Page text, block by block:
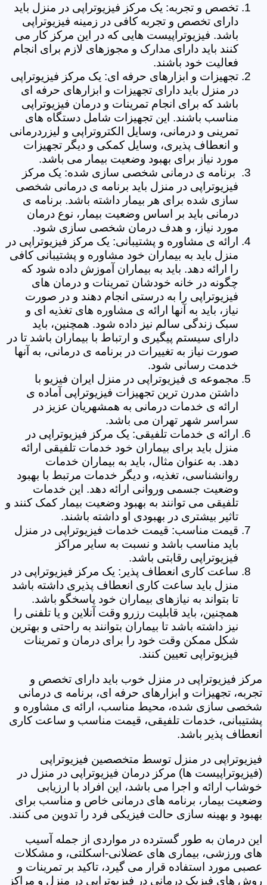
تخصص و تجربه: یک مرکز فیزیوتراپی در منزل باید
دارای تخصص و تجربه کافی در زمینه فیزیوتراپی
باشد. فیزیوتراپیست هایی که در این مرکز کار می
کنند باید دارای مدارک و مجوزهای لازم برای انجام
فعالیت خود باشند.
تجهیزات و ابزارهای حرفه ای: یک مرکز فیزیوتراپی
در منزل باید دارای تجهیزات و ابزارهای حرفه ای
باشد که برای انجام تمرینات و درمان فیزیوتراپی
مناسب باشند. این تجهیزات شامل دستگاه های
تمرینی و درمانی، وسایل الکتروتراپی و لیزردرمانی
و انعطاف پذیری، وسایل کمکی و دیگر تجهیزات
مورد نیاز برای بهبود وضعیت بیمار می باشد.
برنامه ی درمانی شخصی سازی شده: یک مرکز
فیزیوتراپی در منزل باید برنامه ی درمانی شخصی
سازی شده برای هر بیمار داشته باشد. برنامه ی
درمانی باید بر اساس وضعیت بیمار، نوع درمان
مورد نیاز، و هدف درمان شخصی سازی شود.
ارائه ی مشاوره و پشتیبانی: یک مرکز فیزیوتراپی در
منزل باید به بیماران خود مشاوره و پشتیبانی کافی
را ارائه دهد. باید به بیماران آموزش داده شود که
چگونه در خانه خودشان تمرینات و درمان های
فیزیوتراپی را به درستی انجام دهند و در صورت
نیاز، باید به آنها ارائه ی مشاوره های تغذیه ای و
سبک زندگی سالم نیز داده شود. همچنین، باید
دارای سیستم پیگیری و ارتباط با بیماران باشد تا در
صورت نیاز به تغییرات در برنامه ی درمانی، به آنها
خدمت رسانی شود.
مجموعه ی فیزیوتراپی در منزل ایران فیزیو با
داشتن مدرن ترین تجهیزات فیزیوتراپی آماده ی
ارائه ی خدمات درمانی به همشهریان عزیز در
سراسر شهر تهران می باشد.
ارائه ی خدمات تلفیقی: یک مرکز فیزیوتراپی در
منزل باید برای بیماران خود خدمات تلفیقی ارائه
دهد. به عنوان مثال، باید به بیماران خدمات
روانشناسی، تغذیه، و دیگر خدمات مرتبط با بهبود
وضعیت جسمی وروانی ارائه دهد. این خدمات
تلفیقی می توانند به بهبود وضعیت بیمار کمک کنند و
تاثیر بیشتری در بهبودی او داشته باشند.
قیمت مناسب: قیمت خدمات فیزیوتراپی در منزل
باید مناسب باشد و نسبت به سایر مراکز
فیزیوتراپی رقابتی باشد.
ساعت کاری انعطاف پذیر: یک مرکز فیزیوتراپی در
منزل باید ساعت کاری انعطاف پذیری داشته باشد
تا بتواند به نیازهای بیماران خود پاسخگو باشد.
همچنین، باید قابلیت رزرو وقت آنلاین و یا تلفنی را
نیز داشته باشد تا بیماران بتوانند به راحتی و بهترین
شکل ممکن وقت خود را برای درمان و تمرینات
فیزیوتراپی تعیین کنند.
مرکز فیزیوتراپی در منزل خوب باید دارای تخصص و
تجربه، تجهیزات و ابزارهای حرفه ای، برنامه ی درمانی
شخصی سازی شده، محیط مناسب، ارائه ی مشاوره و
پشتیبانی، خدمات تلفیقی، قیمت مناسب و ساعت کاری
انعطاف پذیر باشد.
فیزیوتراپی در منزل توسط متخصصین فیزیوتراپی
(فیزیوتراپیست ها) مرکز درمان فیزیوتراپی در منزل در
خوشاب ارائه و اجرا می باشد، این افراد با ارزیابی
وضعیت بیمار، برنامه های درمانی خاص و مناسب برای
بهبود و بهینه سازی حالت فیزیکی فرد را تدوین می کنند.
این درمان به طور گسترده در مواردی از جمله آسیب
های ورزشی، بیماری های عضلانی-اسکلتی، و مشکلات
عصبی مورد استفاده قرار می گیرد، تاکید بر تمرینات و
روش های فیزیک درمانی در فیزیوتراپی در منزل و مراکز